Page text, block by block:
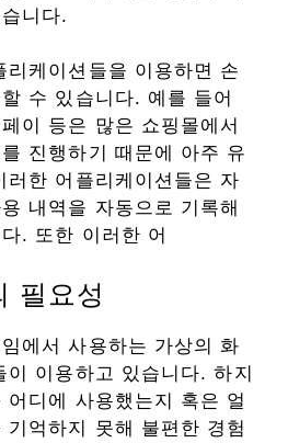
니다.
케이션들을 이용하면 손
수 있습니다. 예를 들어
이 등은 많은 쇼핑몰에서
진행하기 때문에 아주 유
러한 어플리케이션들은 자
내역을 자동으로 기록해
. 또한 이러한 어
필요성
에서 사용하는 가상의 화
이용하고 있습니다. 하지
디에 사용했는지 혹은 얼
억하지 못해 불편한 경험